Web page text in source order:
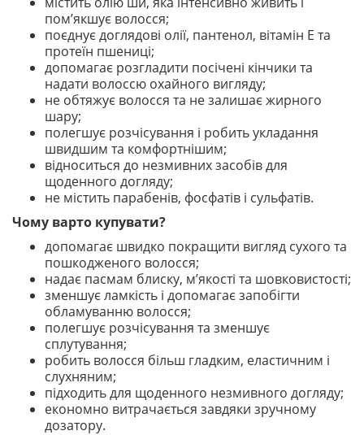
пом’якшує волосся;
поєднує доглядові олії, пантенол, вітамін E та
протеїн пшениці;
допомагає розгладити посічені кінчики та
надати волоссю охайного вигляду;
не обтяжує волосся та не залишає жирного
шару;
полегшує розчісування і робить укладання
швидшим та комфортнішим;
відноситься до незмивних засобів для
щоденного догляду;
не містить парабенів, фосфатів і сульфатів.
Чому варто купувати?
допомагає швидко покращити вигляд сухого та
пошкодженого волосся;
надає пасмам блиску, м’якості та шовковистості;
зменшує ламкість і допомагає запобігти
обламуванню волосся;
полегшує розчісування та зменшує
сплутування;
робить волосся більш гладким, еластичним і
слухняним;
підходить для щоденного незмивного догляду;
економно витрачається завдяки зручному
дозатору.